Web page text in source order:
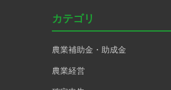
カテゴリ
農業補助金・助成金
農業経営